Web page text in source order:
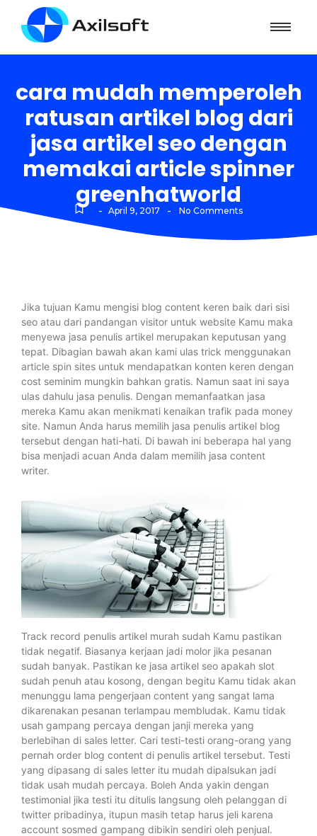
cara mudah memperoleh
ratusan artikel blog dari
jasa artikel seo dengan
memakai article spinner
greenhatworld
- April 9, 2017 - No Comments
Jika tujuan Kamu mengisi blog content keren baik dari sisi
seo atau dari pandangan visitor untuk website Kamu maka
menyewa jasa penulis artikel merupakan keputusan yang
tepat. Dibagian bawah akan kami ulas trick menggunakan
article spin sites untuk mendapatkan konten keren dengan
cost seminim mungkin bahkan gratis. Namun saat ini saya
ulas dahulu jasa penulis. Dengan memanfaatkan jasa
mereka Kamu akan menikmati kenaikan trafik pada money
site. Namun Anda harus memilih jasa penulis artikel blog
tersebut dengan hati-hati. Di bawah ini beberapa hal yang
bisa menjadi acuan Anda dalam memilih jasa content
writer.
Track record penulis artikel murah sudah Kamu pastikan
tidak negatif. Biasanya kerjaan jadi molor jika pesanan
sudah banyak. Pastikan ke jasa artikel seo apakah slot
sudah penuh atau kosong, dengan begitu Kamu tidak akan
menunggu lama pengerjaan content yang sangat lama
dikarenakan pesanan terlampau membludak. Kamu tidak
usah gampang percaya dengan janji mereka yang
berlebihan di sales letter. Cari testi-testi orang-orang yang
pernah order blog content di penulis artikel tersebut. Testi
yang dipasang di sales letter itu mudah dipalsukan jadi
tidak usah mudah percaya. Boleh Anda yakin dengan
testimonial jika testi itu ditulis langsung oleh pelanggan di
twitter pribadinya, itupun masih tetap harus jeli karena
account sosmed gampang dibikin sendiri oleh penjual.